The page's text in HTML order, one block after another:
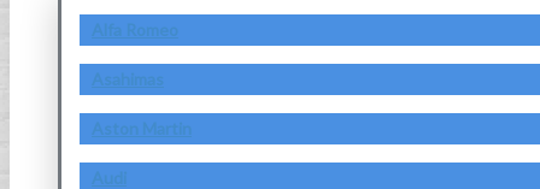
Alfa Romeo
Asahimas
Aston Martin
Audi